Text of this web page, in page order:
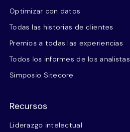
Optimizar con datos
Todas las historias de clientes
Premios a todas las experiencias
Todos los informes de los analistas
Simposio Sitecore
Recursos
Liderazgo intelectual